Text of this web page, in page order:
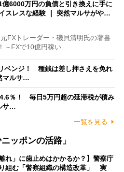
億6000万円の負債と引き換えに手に
スレスな経験 ｜ 突然マルサがや…
FXトレーダー・磯貝清明氏の著書
～FXで10億円稼い…
ベンジ！ 種銭は差し押さえを免れ
マルサ…
％！ 毎日5万円超の延滞税が積み
サ…
一覧を見る
ッポンの活路」
れ」に歯止めはかかるか？】警察庁
組む「警察組織の構造改革」 実